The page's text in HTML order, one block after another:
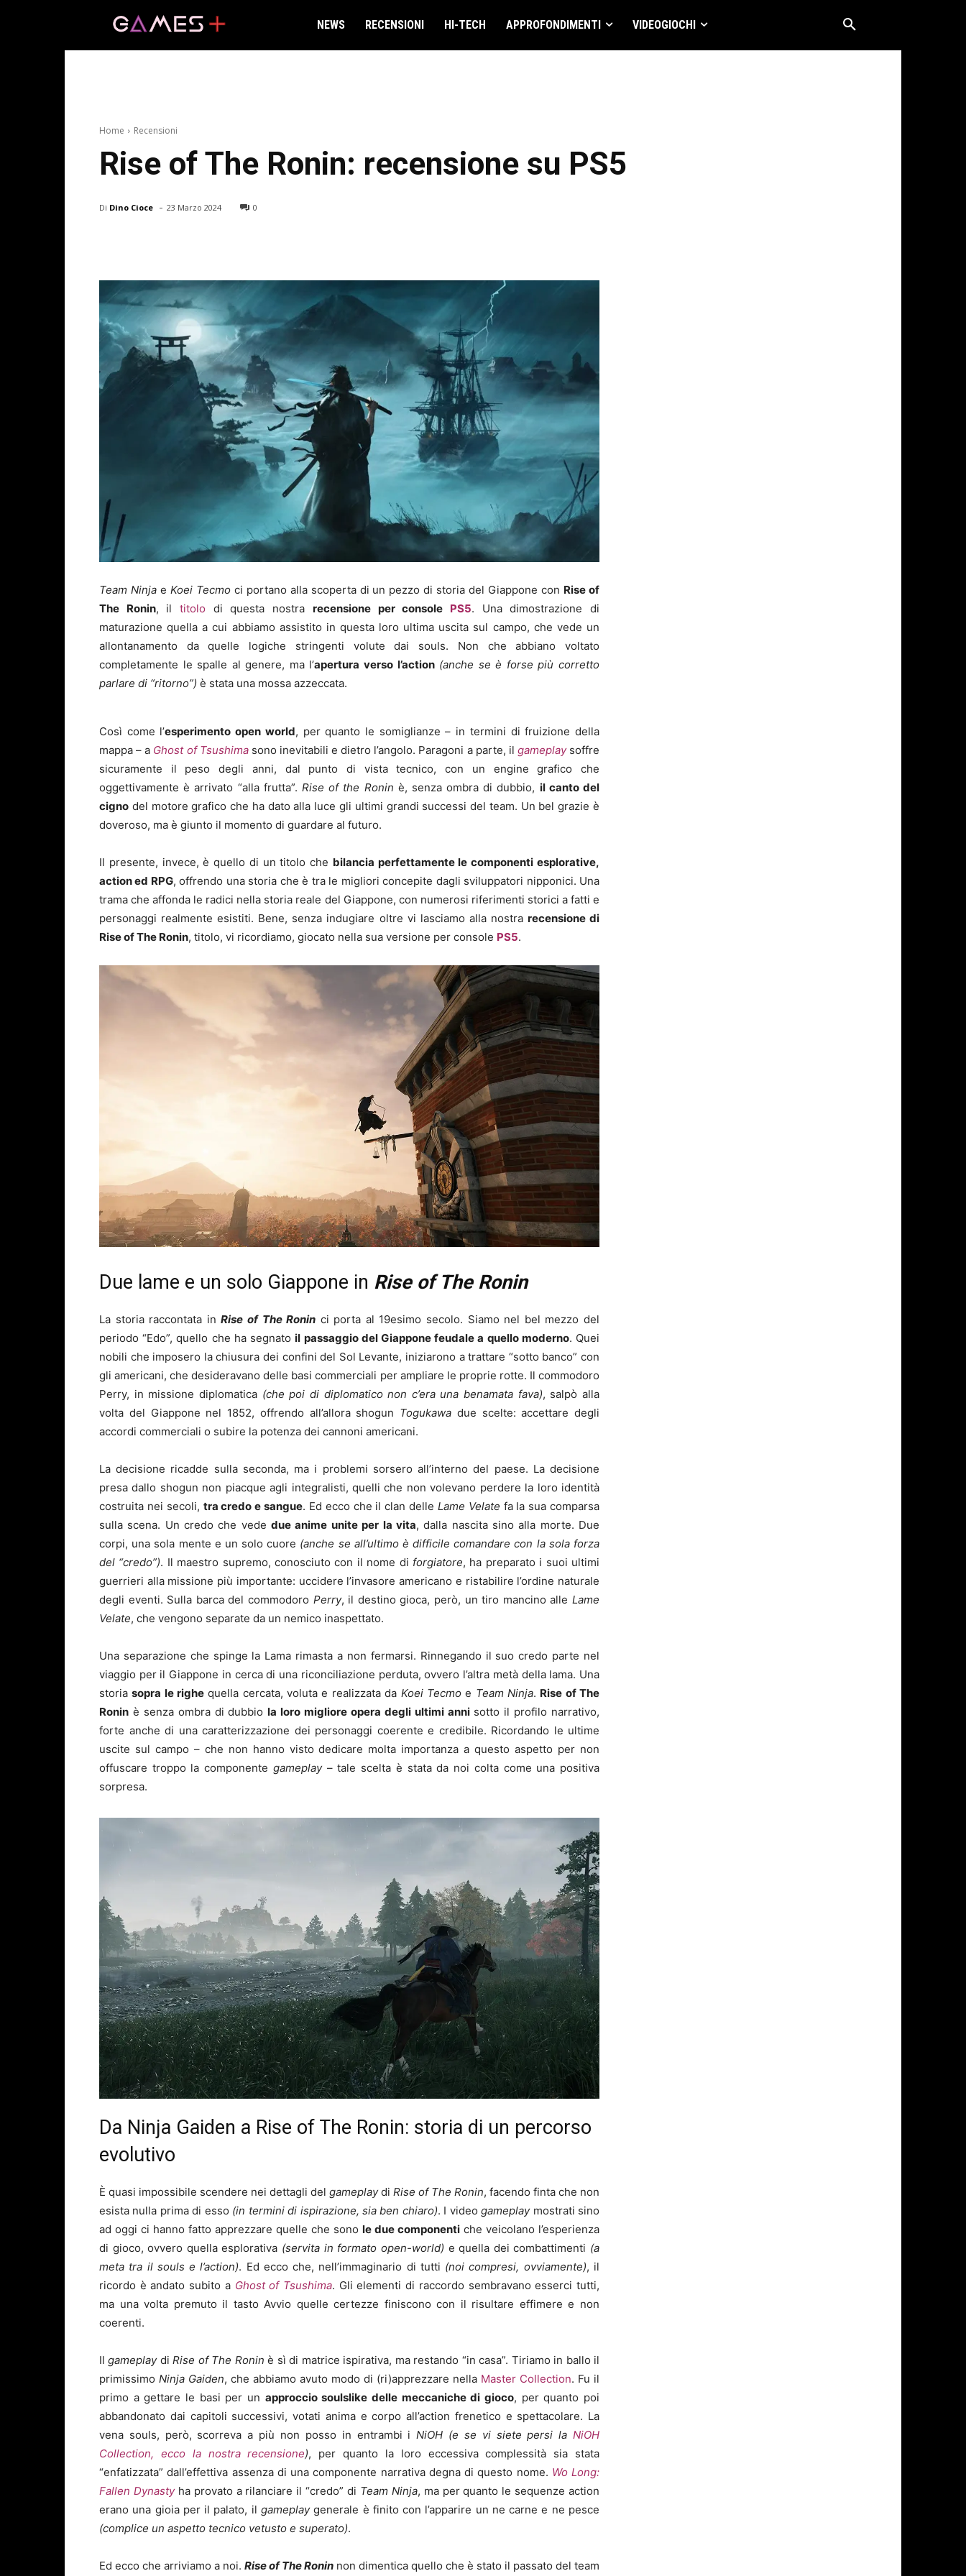
NEWS RECENSIONI HI-TECH APPROFONDIMENTI VIDEOGIOCHI
Home Recensioni
Rise of The Ronin: recensione su PS5
Di Dino Cioce - 23 Marzo 2024 0
Team Ninjae Koei Tecmoci portano alla scoperta di un pezzo di storia del Giappone con Rise of
The Ronin, iltitolo di questa nostra recensione per console PS5. Una dimostrazione di
maturazione quella a cui abbiamo assistito in questa loro ultima uscita sul campo, che vede un
allontanamento da quelle logiche stringenti volute dai souls. Non che abbiano voltato
completamente le spalle al genere, ma l’apertura verso l’action (anche se è forse più corretto
parlare di “ritorno”) è stata una mossa azzeccata.
Così come l’esperimento open world, per quanto le somiglianze – in termini di fruizione della
mappa – a Ghost of Tsushimasono inevitabili e dietro l’angolo. Paragoni a parte, il gameplaysoffre
sicuramente il peso degli anni, dal punto di vista tecnico, con un engine grafico che
oggettivamente è arrivato “alla frutta”. Rise of the Ronin è, senza ombra di dubbio, il canto del
cigno del motore grafico che ha dato alla luce gli ultimi grandi successi del team. Un bel grazie è
doveroso, ma è giunto il momento di guardare al futuro.
Il presente, invece, è quello di un titolo che bilancia perfettamente le componenti esplorative,
action ed RPG, offrendo una storia che è tra le migliori concepite dagli sviluppatori nipponici. Una
trama che affonda le radici nella storia reale del Giappone, con numerosi riferimenti storici a fatti e
personaggi realmente esistiti. Bene, senza indugiare oltre vi lasciamo alla nostra recensione di
Rise of The Ronin, titolo, vi ricordiamo, giocato nella sua versione per console PS5.
Due lame e un solo Giappone in Rise of The Ronin
La storia raccontata inRise of The Ronin ci porta al 19esimo secolo. Siamo nel bel mezzo del
periodo “Edo”, quello che ha segnatoil passaggio del Giappone feudale a quello moderno. Quei
nobili che imposero la chiusura dei confini del Sol Levante, iniziarono a trattare “sotto banco” con
gli americani, che desideravano delle basi commerciali per ampliare le proprie rotte. Il commodoro
Perry, in missione diplomatica (che poi di diplomatico non c’era una benamata fava), salpò alla
volta del Giappone nel 1852, offrendo all’allora shogun Togukawa due scelte: accettare degli
accordi commerciali o subire la potenza dei cannoni americani.
La decisione ricadde sulla seconda, ma i problemi sorsero all’interno del paese. La decisione
presa dallo shogun non piacque agli integralisti, quelli che non volevano perdere la loro identità
costruita nei secoli, tra credo e sangue. Ed ecco che il clan delle Lame Velate fa la sua comparsa
sulla scena. Un credo che vededue anime unite per la vita, dalla nascita sino alla morte. Due
corpi, una sola mente e un solo cuore (anche se all’ultimo è difficile comandare con la sola forza
del “credo”). Il maestro supremo, conosciuto con il nome di forgiatore, ha preparato i suoi ultimi
guerrieri alla missione più importante: uccidere l’invasore americano e ristabilire l’ordine naturale
degli eventi. Sulla barca del commodoro Perry, il destino gioca, però, un tiro mancino alleLame
Velate, che vengono separate da un nemico inaspettato.
Una separazione che spinge la Lama rimasta a non fermarsi. Rinnegando il suo credo parte nel
viaggio per il Giappone in cerca di una riconciliazione perduta, ovvero l’altra metà della lama. Una
storiasopra le righe quella cercata, voluta e realizzata da Koei Tecmoe Team Ninja. Rise of The
Ronin è senza ombra di dubbiola loro migliore opera degli ultimi annisotto il profilo narrativo,
forte anche di una caratterizzazione dei personaggi coerente e credibile. Ricordando le ultime
uscite sul campo – che non hanno visto dedicare molta importanza a questo aspetto per non
offuscare troppo la componente gameplay– tale scelta è stata da noi colta come una positiva
sorpresa.
Da Ninja Gaiden a Rise of The Ronin: storia di un percorso
evolutivo
È quasi impossibile scendere nei dettagli del gameplaydi Rise of The Ronin, facendo finta che non
esista nulla prima di esso (in termini di ispirazione, sia ben chiaro). I videogameplaymostrati sino
ad oggi ci hanno fatto apprezzare quelle che sono le due componenti che veicolano l’esperienza
di gioco, ovvero quella esplorativa (servita in formato open-world) e quella dei combattimenti (a
meta tra il souls e l’action). Ed ecco che, nell’immaginario di tutti (noi compresi, ovviamente), il
ricordo è andato subito a Ghost of Tsushima. Gli elementi di raccordo sembravano esserci tutti,
ma una volta premuto il tasto Avvio quelle certezze finiscono con il risultare effimere e non
coerenti.
IlgameplaydiRise of The Ronin è sì di matrice ispirativa, ma restando “in casa”. Tiriamo in ballo il
primissimo Ninja Gaiden, che abbiamo avuto modo di (ri)apprezzare nella Master Collection. Fu il
primo a gettare le basi per un approccio soulslike delle meccaniche di gioco, per quanto poi
abbandonato dai capitoli successivi, votati anima e corpo all’action frenetico e spettacolare. La
vena souls, però, scorreva a più non posso in entrambi iNiOH (e se vi siete persi laNiOH
Collection, ecco la nostra recensione), per quanto la loro eccessiva complessità sia stata
“enfatizzata” dall’effettiva assenza di una componente narrativa degna di questo nome. Wo Long:
Fallen Dynastyha provato a rilanciare il “credo” di Team Ninja, ma per quanto le sequenze action
erano una gioia per il palato, il gameplaygenerale è finito con l’apparire un ne carne e ne pesce
(complice un aspetto tecnico vetusto e superato).
Ed ecco che arriviamo a noi. Rise of The Ronin non dimentica quello che è stato il passato del team